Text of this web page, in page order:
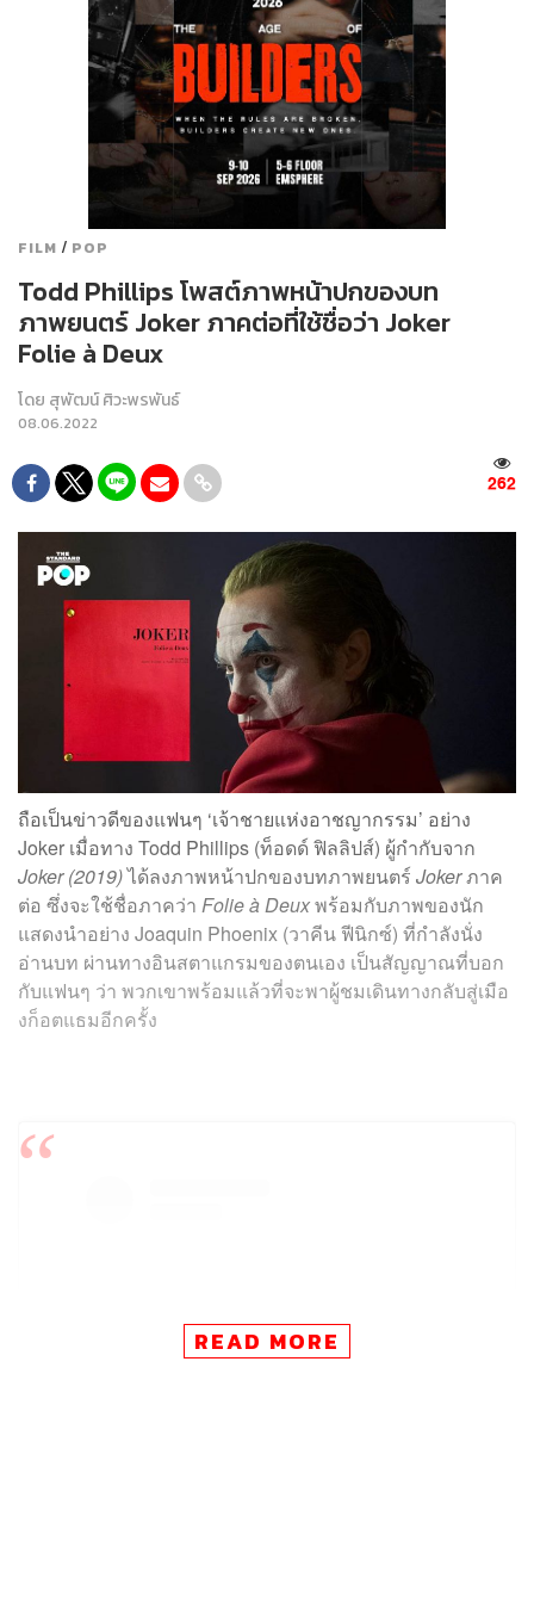
FILM / POP
Todd Phillips โพสต์ภาพหน้าปกของบท
ภาพยนตร์ Joker ภาคต่อที่ใช้ชื่อว่า Joker
Folie à Deux
โดย สุพัฒน์ ศิวะพรพันธ์
08.06.2022
262
ถือเป็นข่าวดีของแฟนๆ ‘เจ้าชายแห่งอาชญากรรม’ อย่าง
Joker เมื่อทาง Todd Phillips (ท็อดด์ ฟิลลิปส์) ผู้กำกับจาก
Joker (2019)ได้ลงภาพหน้าปกของบทภาพยนตร์ Jokerภาค
ต่อ ซึ่งจะใช้ชื่อภาคว่า Folie à Deuxพร้อมกับภาพของนัก
แสดงนำอย่าง Joaquin Phoenix (วาคีน ฟีนิกซ์) ที่กำลังนั่ง
อ่านบท ผ่านทางอินสตาแกรมของตนเอง เป็นสัญญาณที่บอก
กับแฟนๆ ว่า พวกเขาพร้อมแล้วที่จะพาผู้ชมเดินทางกลับสู่เมือ
งก็อตแธมอีกครั้ง
READ MORE